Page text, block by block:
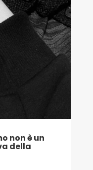
non è un
della